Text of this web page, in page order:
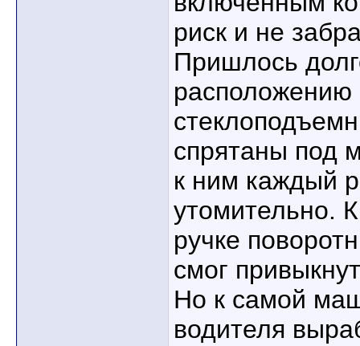
риск и не
Пришлось
расположению
спрятаны под
к ним каждый
утомительно.
ручке
смог
Но к самой
водителя